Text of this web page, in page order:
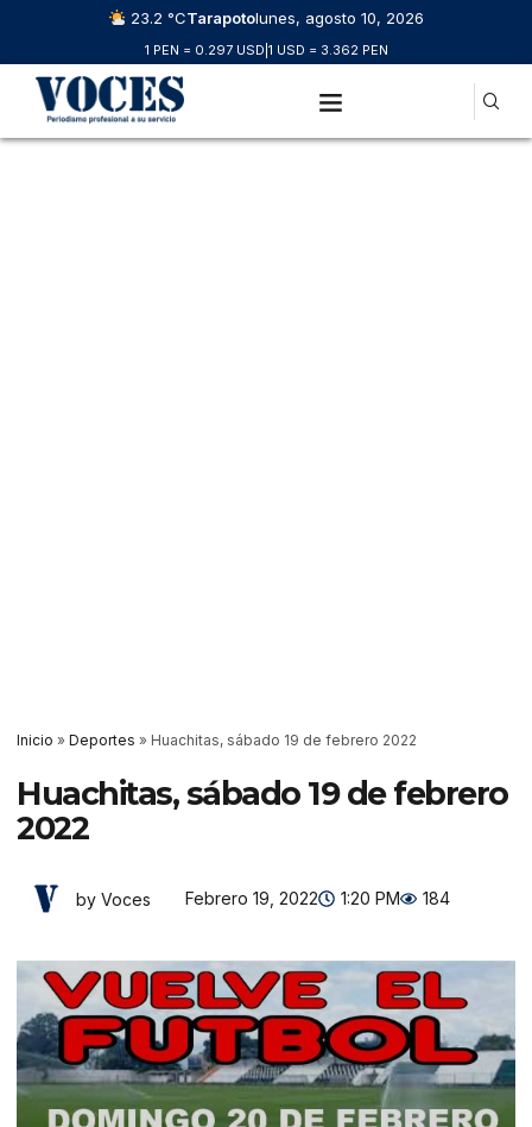
23.2 °CTarapotolunes, agosto 10, 2026
1 PEN = 0.297 USD 1 USD = 3.362 PEN
Inicio » Deportes » Huachitas, sábado 19 de febrero 2022
Huachitas, sábado 19 de febrero
2022
by Voces Febrero 19, 2022 1:20 PM 184